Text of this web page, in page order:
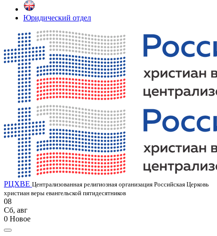
Юридический отдел
РЦХВЕ Централизованная религиозная организация Российская Церковь
христиан веры евангельской пятидесятников
08
Сб, авг
0 Новое